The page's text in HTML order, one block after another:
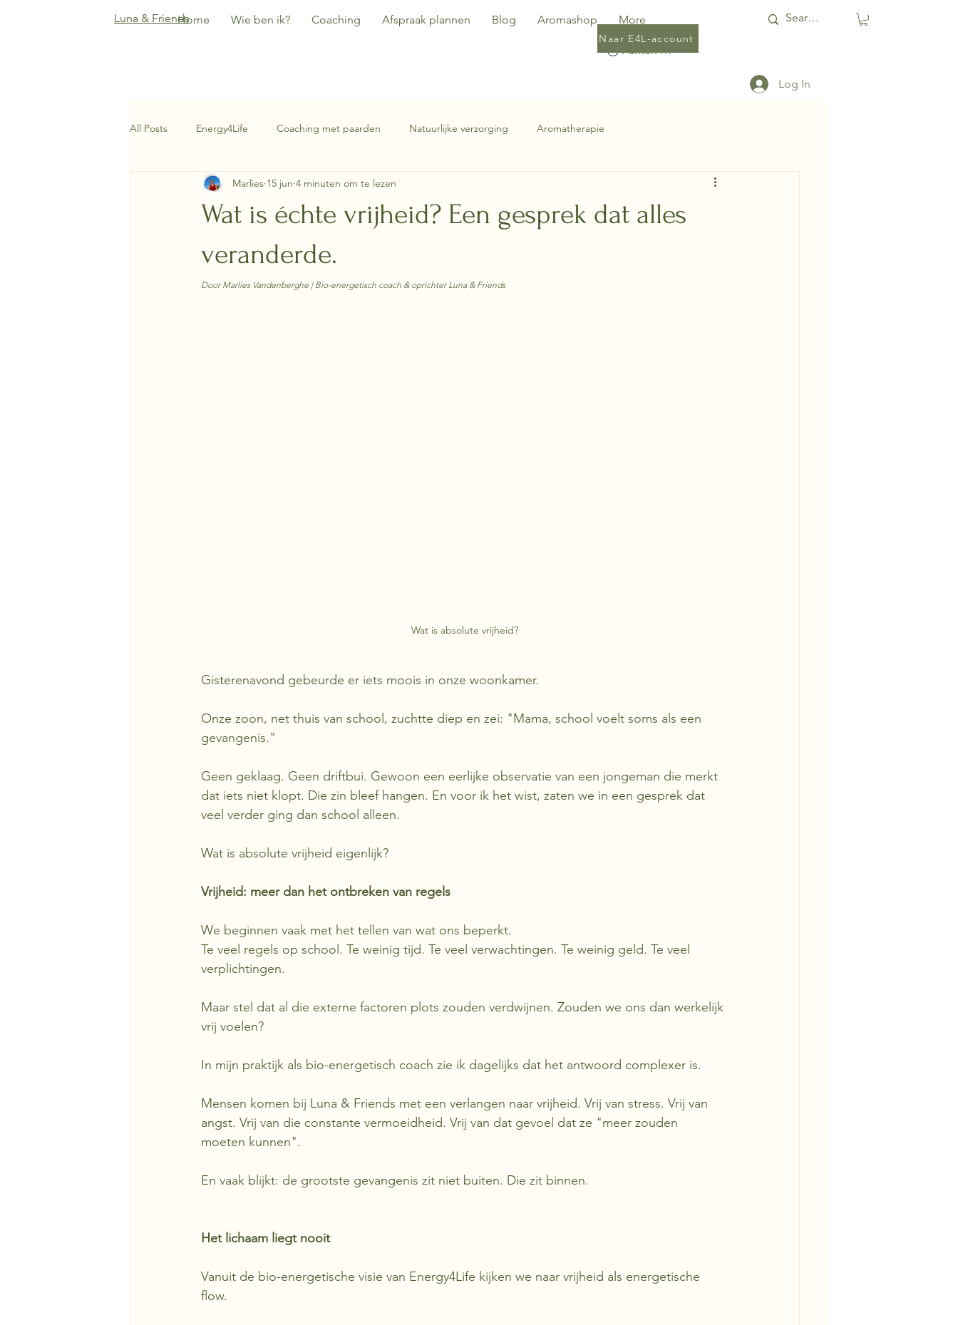
Luna & FriendsHome Wie ben ik? Coaching Afspraak plannen Blog Aromashop More
Punten bekijken
Naar E4L-account
Log In
All Posts Energy4Life Coaching met paarden Natuurlijke verzorging Aromatherapie
Wat is échte vrijheid? Een gesprek dat alles
veranderde.
Marlies 15 jun 4 minuten om te lezen
Door Marlies Vandenberghe | Bio-energetisch coach & oprichter Luna & Friends
Wat is absolute vrijheid?
Gisterenavond gebeurde er iets moois in onze woonkamer.
Onze zoon, net thuis van school, zuchtte diep en zei: "Mama, school voelt soms als een
gevangenis."
Geen geklaag. Geen driftbui. Gewoon een eerlijke observatie van een jongeman die merkt
dat iets niet klopt. Die zin bleef hangen. En voor ik het wist, zaten we in een gesprek dat
veel verder ging dan school alleen.
Wat is absolute vrijheid eigenlijk?
Vrijheid: meer dan het ontbreken van regels
We beginnen vaak met het tellen van wat ons beperkt.
Te veel regels op school. Te weinig tijd. Te veel verwachtingen. Te weinig geld. Te veel
verplichtingen.
Maar stel dat al die externe factoren plots zouden verdwijnen. Zouden we ons dan werkelijk
vrij voelen?
In mijn praktijk als bio-energetisch coach zie ik dagelijks dat het antwoord complexer is.
Mensen komen bij Luna & Friends met een verlangen naar vrijheid. Vrij van stress. Vrij van
angst. Vrij van die constante vermoeidheid. Vrij van dat gevoel dat ze "meer zouden
moeten kunnen".
En vaak blijkt: de grootste gevangenis zit niet buiten. Die zit binnen.
Het lichaam liegt nooit
Vanuit de bio-energetische visie van Energy4Life kijken we naar vrijheid als energetische
flow.